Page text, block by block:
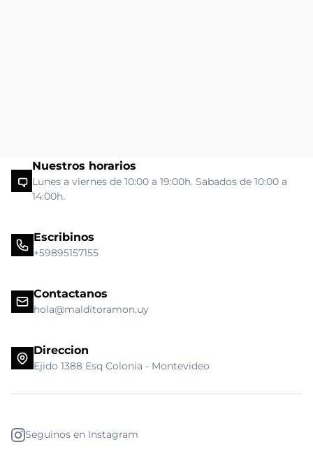
Nuestros horarios
Lunes a viernes de 10:00 a 19:00h. Sabados de 10:00 a
14:00h.
Escribinos
+59895157155
Contactanos
hola@malditoramon.uy
Direccion
Ejido 1388 Esq Colonia - Montevideo
Seguinos en Instagram